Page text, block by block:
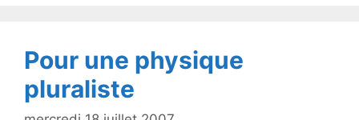
k
Pour une physique
pluraliste